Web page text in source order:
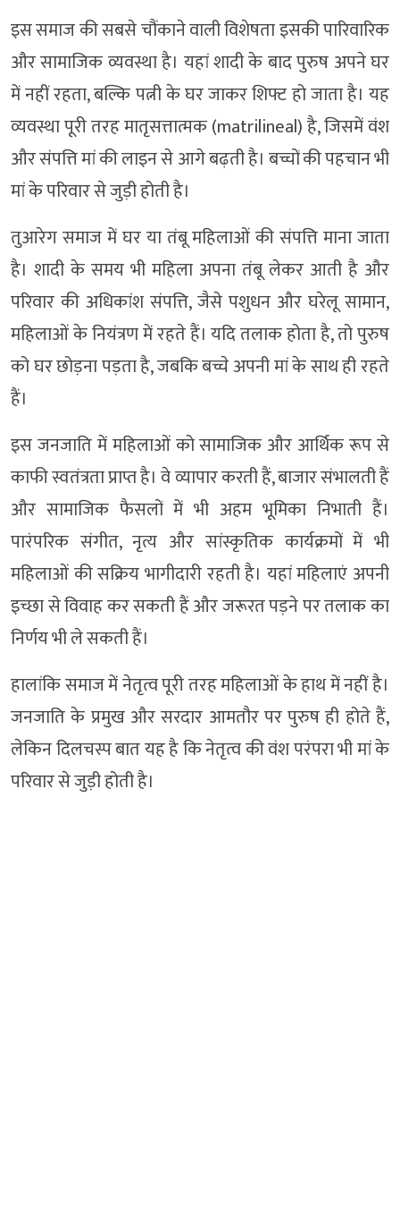
इस समाज की सबसे चौंकाने वाली विशेषता इसकी पारिवारिक
और सामाजिक व्यवस्था है। यहां शादी के बाद पुरुष अपने घर
में नहीं रहता, बल्कि पत्नी के घर जाकर शिफ्ट हो जाता है। यह
व्यवस्था पूरी तरह मातृसत्तात्मक (matrilineal) है, जिसमें वंश
और संपत्ति मां की लाइन से आगे बढ़ती है। बच्चों की पहचान भी
मां के परिवार से जुड़ी होती है।
तुआरेग समाज में घर या तंबू महिलाओं की संपत्ति माना जाता
है। शादी के समय भी महिला अपना तंबू लेकर आती है और
परिवार की अधिकांश संपत्ति, जैसे पशुधन और घरेलू सामान,
महिलाओं के नियंत्रण में रहते हैं। यदि तलाक होता है, तो पुरुष
को घर छोड़ना पड़ता है, जबकि बच्चे अपनी मां के साथ ही रहते
हैं।
इस जनजाति में महिलाओं को सामाजिक और आर्थिक रूप से
काफी स्वतंत्रता प्राप्त है। वे व्यापार करती हैं, बाजार संभालती हैं
और सामाजिक फैसलों में भी अहम भूमिका निभाती हैं।
पारंपरिक संगीत, नृत्य और सांस्कृतिक कार्यक्रमों में भी
महिलाओं की सक्रिय भागीदारी रहती है। यहां महिलाएं अपनी
इच्छा से विवाह कर सकती हैं और जरूरत पड़ने पर तलाक का
निर्णय भी ले सकती हैं।
हालांकि समाज में नेतृत्व पूरी तरह महिलाओं के हाथ में नहीं है।
जनजाति के प्रमुख और सरदार आमतौर पर पुरुष ही होते हैं,
लेकिन दिलचस्प बात यह है कि नेतृत्व की वंश परंपरा भी मां के
परिवार से जुड़ी होती है।